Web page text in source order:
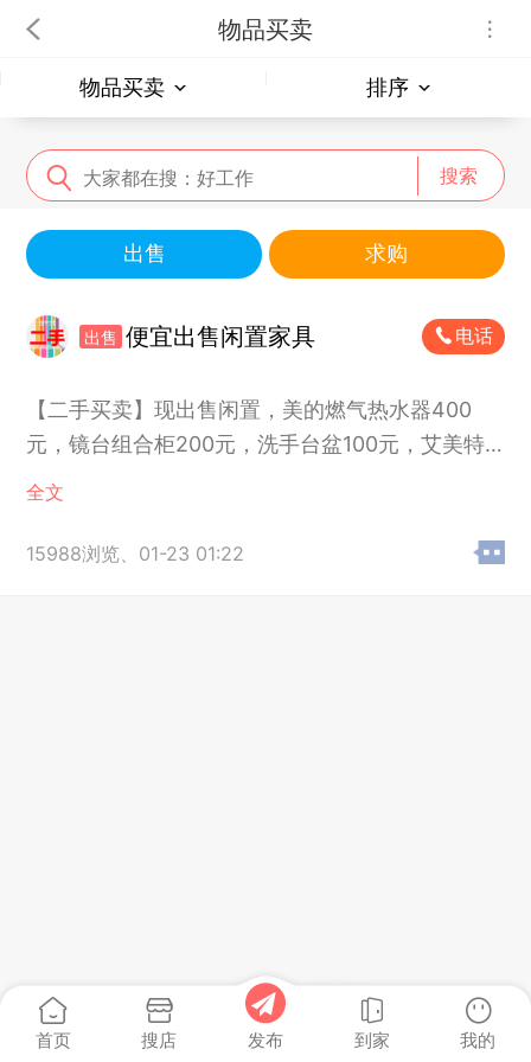
物品买卖
物品买卖 排序
搜索
出售 求购
出售 便宜出售闲置家具 电话
【二手买卖】现出售闲置，美的燃气热水器400
元，镜台组合柜200元，洗手台盆100元，艾美特
全新未开封电暖风器100元。黄州自提
全文
15988浏览、 01-23 01:22
首页 搜店 发布 到家 我的